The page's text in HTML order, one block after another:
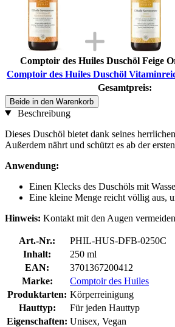
Comptoir des Huiles Duschöl Feige
Comptoir des Huiles Duschöl
Gesamtpreis:
Beide in den Warenkorb
Beschreibung
Dieses Duschöl bietet dank seines
Außerdem nährt und schützt es ab der
Anwendung:
Einen Klecks des Duschöls mit
Eine kleine Menge reicht völlig aus,
Hinweis: Kontakt mit den Augen
Art.-Nr.:
PHIL-HUS-DFB-0250C
Inhalt:
250 ml
EAN:
3701367200412
Marke:
Comptoir des Huiles
Produktarten: Körperreinigung
Hauttyp:
Für jeden Hauttyp
Eigenschaften: Unisex, Vegan